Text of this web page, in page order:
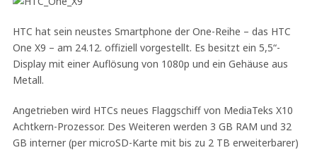
HTC hat sein neustes Smartphone der One-Reihe – das HTC
One X9 – am 24.12. offiziell vorgestellt. Es besitzt ein 5,5“-
Display mit einer Auflösung von 1080p und ein Gehäuse aus
Metall.
Angetrieben wird HTCs neues Flaggschiff von MediaTeks X10
Achtkern-Prozessor. Des Weiteren werden 3 GB RAM und 32
GB interner (per microSD-Karte mit bis zu 2 TB erweiterbarer)